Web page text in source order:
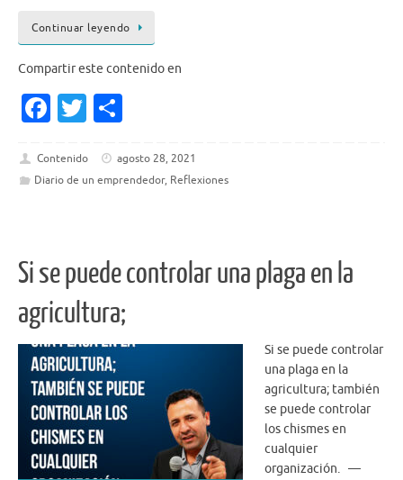
Continuar leyendo
Compartir este contenido en
Fa
e
b
k
T
it
te
ar
e
Contenido
agosto 28, 2021
Diario de un emprendedor, Reflexiones
Si se puede controlar una plaga en la
agricultura;
Si se puede controlar
una plaga en la
agricultura; también
se puede controlar
los chismes en
cualquier
organización. —